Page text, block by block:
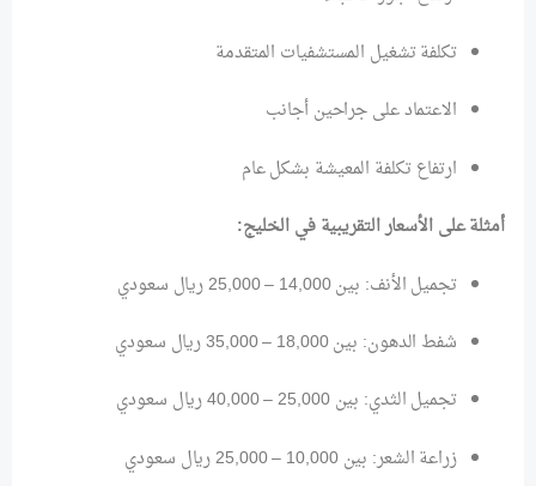
تكلفة تشغيل المستشفيات المتقدمة
الاعتماد على جراحين أجانب
ارتفاع تكلفة المعيشة بشكل عام
أمثلة على الأسعار التقريبية في الخليج:
تجميل الأنف: بين 14,000 – 25,000 ريال سعودي
شفط الدهون: بين 18,000 – 35,000 ريال سعودي
تجميل الثدي: بين 25,000 – 40,000 ريال سعودي
زراعة الشعر: بين 10,000 – 25,000 ريال سعودي